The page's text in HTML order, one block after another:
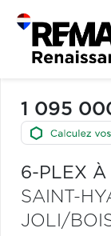
1 095
6-PLEX À
SAINT-
JOLI/